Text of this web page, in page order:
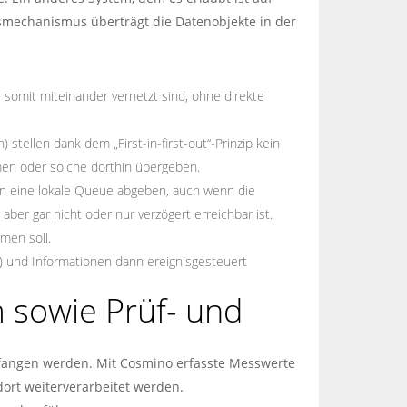
überträgt die Datenobjekte in der
miteinander vernetzt sind, ohne direkte
dank dem „First-in-first-out“-Prinzip kein
oder solche dorthin übergeben.
lokale Queue abgeben, auch wenn die
gar nicht oder nur verzögert erreichbar ist.
soll.
und Informationen dann ereignisgesteuert
sowie Prüf- und
werden. Mit Cosmino erfasste Messwerte
weiterverarbeitet werden.